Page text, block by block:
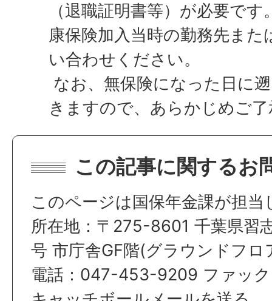
（退職証明書等）が必要で
康保険加入当時の勤務先また
い合わせください。
なお、無保険になった日に
きますので、あらかじめご
この記事に関するお
このページは国保年金課が担当
所在地：〒275-8601 千葉県習
号 市庁舎GF階(グラウンドフロ
電話：047-453-9209 ファッ